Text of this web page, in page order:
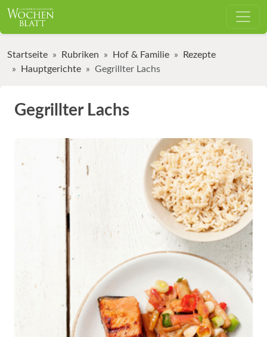
Startseite Rubriken Hof & Familie
Rezepte
Hauptgerichte
Gegrillter Lachs
Gegrillter Lachs